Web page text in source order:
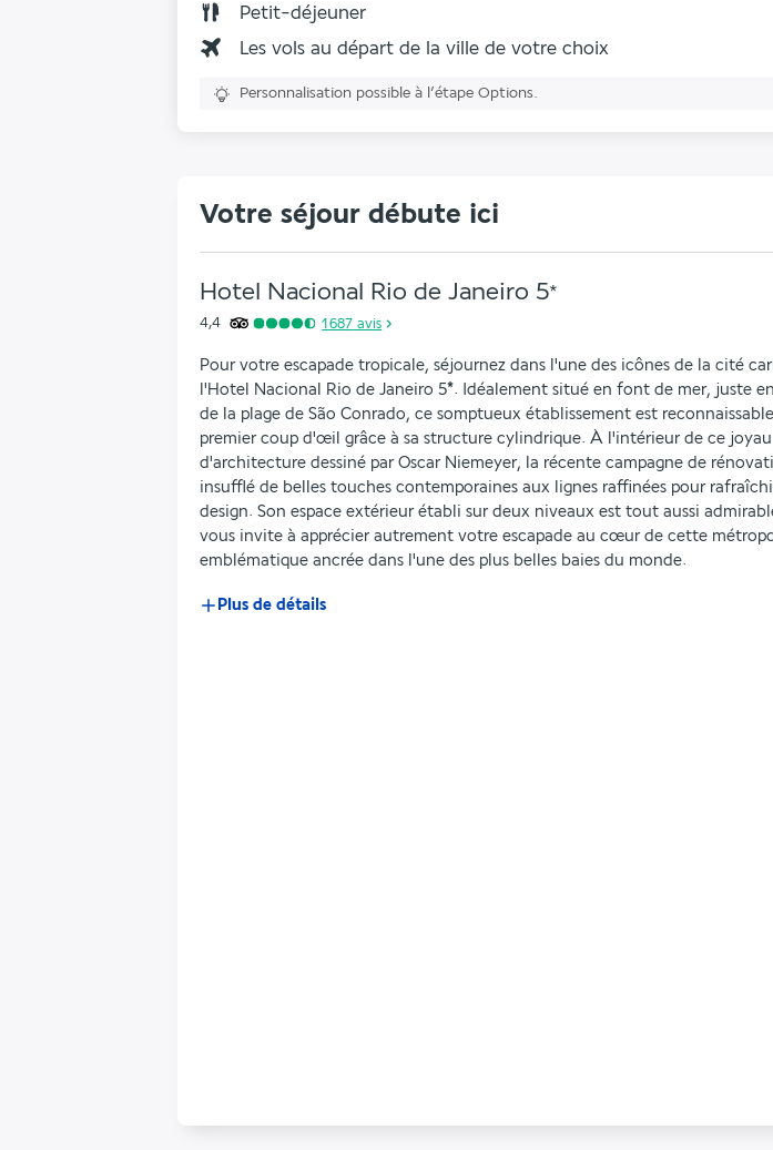
Petit-déjeuner
Les vols au départ de la ville de votre choix
Personnalisation possible à l’étape Options.
Votre séjour débute ici
Hotel Nacional Rio de Janeiro 5*
4,4 1 687 avis
Pour votre escapade tropicale, séjournez dans l'une des icônes de la cité
l'Hotel Nacional Rio de Janeiro 5*. Idéalement situé en font de mer, juste
de la plage de São Conrado, ce somptueux établissement est
premier coup d'œil grâce à sa structure cylindrique. À l'intérieur de ce joyau
d'architecture dessiné par Oscar Niemeyer, la récente campagne de
insufflé de belles touches contemporaines aux lignes raffinées pour
design. Son espace extérieur établi sur deux niveaux est tout aussi
vous invite à apprécier autrement votre escapade au cœur de cette
emblématique ancrée dans l'une des plus belles baies du monde.
Plus de détails